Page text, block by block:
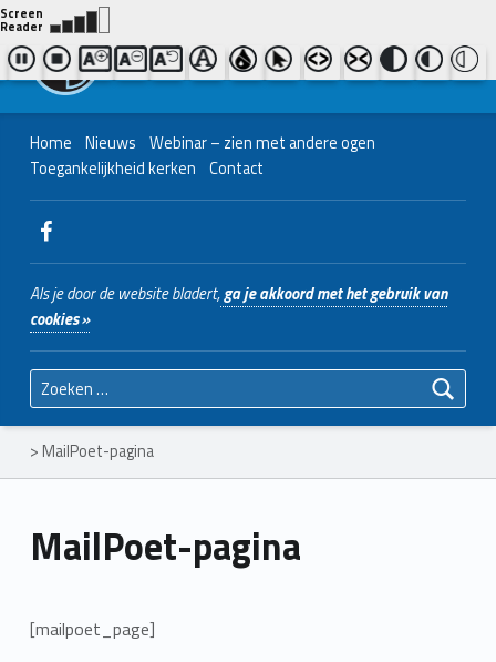
Contact ons
| Bel ons
038 - 427 04 48
Home Nieuws Webinar – zien met andere ogen
Toegankelijkheid kerken Contact
WebMan on Facebook
Als je door de website bladert,ga je akkoord met het gebruik van
cookies »
Zoeken naar:
> MailPoet-pagina
MailPoet-pagina
[mailpoet_page]
Skip back to main navigation